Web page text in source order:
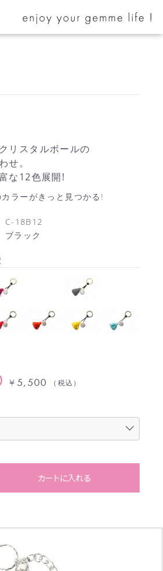
リスタルボールの
せ。
な12色展開!
ラーがきっと見つかる!
C-18B12
ブラック
¥ 5,500 （税込）
カートに入れる